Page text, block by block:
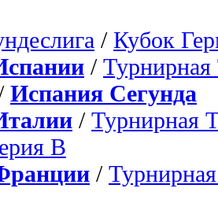
/ Кубок
/ Турнирная
Испания Сегунда
/ Турнирная
B
/